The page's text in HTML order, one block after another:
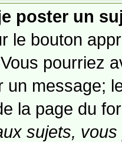
poster un
le bouton
pourriez
un message;
la page du
sujets,